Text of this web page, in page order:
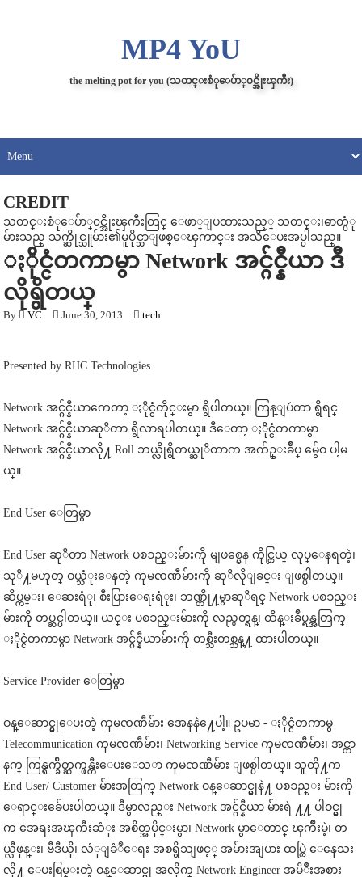
MP4 YoU
the melting pot for you (သတင္းစံုေပ်ာ္၀င္အိုးၾကီး)
CREDIT
သတင္းစံုေပ်ာ္၀င္အိုးၾကီးတြင္ ေဖာ္ျပထားသည့္ သတင္း၊ဓာတ္ပံု
မ်ားသည္ သက္ဆိုင္သူမ်ား၏မူပိုင္သာျဖစ္ေၾကာင္း အသိေပးအပ္ပါသည္။
ႏိုင္ငံတကာမွာ Network အင္ဂ်င္နီယာ ဒီ
လိုရွိတယ္
By VC June 30, 2013 tech
Presented by RHC Technologies
Network အင္ဂ်င္နီယာကေတာ့ ႏိုင္ငံတိုင္းမွာ ရွိပါတယ္။ ကြန္ျပဴတာ ရွိရင္
Network အင္ဂ်င္နီယာဆုိတာ ရွိလာရပါတယ္။ ဒီေတာ့ ႏိုင္ငံတကာမွာ
Network အင္ဂ်င္နီယာလို႔ Roll ဘယ္လိုရွိတယ္ဆုိတာက အက်ဥ္းခ်ဳပ္ မွ်ေဝ ပါ့မ
ယ္။
End User ေတြမွာ
End User ဆုိတာ Network ပစၥည္းမ်ားကို မျဖစ္မေန ကိုင္တြယ္ လုပ္ေနရတဲ့၊
သုိ႔မဟုတ္ ဝယ္သံုးေနတဲ့ ကုမၸဏီမ်ားကို ဆုိလိုျခင္း ျဖစ္ပါတယ္။
ဆိပ္ကမ္း၊ ေဆးရံု၊ စီးပြားေရးရံုး၊ ဘဏ္တို႔မွာဆုိရင္ Network ပစၥည္း
မ်ားကို တပ္ဆင္ပါတယ္။ ယင္း ပစၥည္းမ်ားကို လည္ပတ္ရန္၊ ထိန္းခ်ဳပ္ရန္အတြက္
ႏိုင္ငံတကာမွာ Network အင္ဂ်င္နီယာမ်ားကို တစ္သီးတစ္သန္႔ ထားပါတယ္။
Service Provider ေတြမွာ
ဝန္ေဆာင္မွုေပးတဲ့ ကုမၸဏီမ်ား အေနနဲ႔ေပါ့။ ဥပမာ - ႏိုင္ငံတကာမွ
Telecommunication ကုမၸဏီမ်ား၊ Networking Service ကုမၸဏီမ်ား၊ အင္တာ
နက္ ကြန္ရက္ခ်ိတ္ဆက္ဖန္တီးေပးေသာ ကုမၸဏီမ်ား ျဖစ္ပါတယ္။ သူတို႔က
End User/ Customer မ်ားအတြက္ Network ဝန္ေဆာင္မွုနဲ႔ ပစၥည္း မ်ားကို
ေရာင္းခ်ေပးပါတယ္။ ဒီမွာလည္း Network အင္ဂ်င္နီယာ မ်ားရဲ ႔႔ ပါဝင္မွု
က အေရးအၾကီးဆံုး အစိတ္အပိုင္းမွာ၊ Network မွာေတာင္ ၾကိဳးမဲ့၊ တ
ယ္လီဖုန္း၊ ဗီဒီယို၊ လံုျခံဳေရး အစရွိသျဖင့္ အမ်ားအျပား ထပ္ကြဲ ေနေသး
လို႔ ေပးစြမ္းတဲ့ ဝန္ေဆာင္မွု အလိုက္ Network Engineer အမိ်ဳးအစား